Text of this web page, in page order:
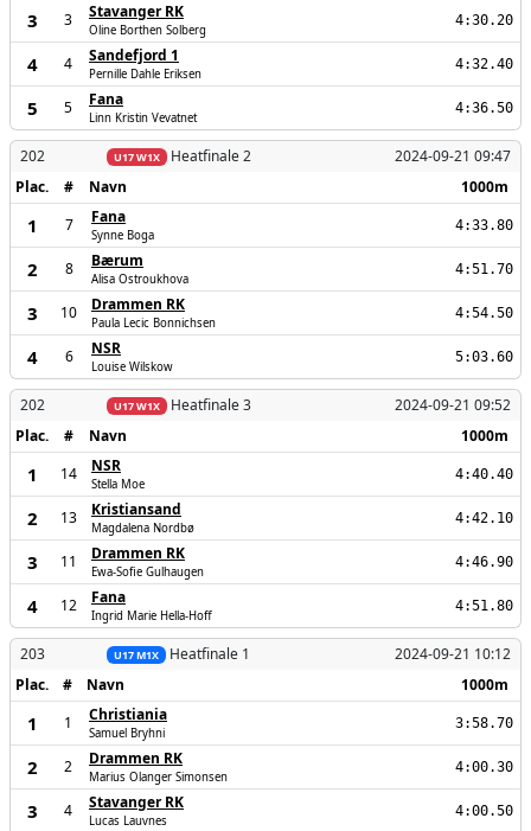
3 3 Stavanger RK
Oline Borthen Solberg
4:30.20
4 4 Sandefjord 1
Pernille Dahle Eriksen
4:32.40
5 5 Fana
Linn Kristin Vevatnet
4:36.50
202 U17 W1X Heatfinale 2
2024-09-21 09:47
Plac.
# Navn 1000m
1 7 Fana
Synne Boga
4:33.80
2 8 Bærum
Alisa Ostroukhova
4:51.70
3 10 Drammen RK
Paula Lecic Bonnichsen
4:54.50
4 6 NSR
Louise Wilskow
5:03.60
202 U17 W1X Heatfinale 3
2024-09-21 09:52
Plac.
# Navn 1000m
1 14 NSR
Stella Moe
4:40.40
2 13 Kristiansand
Magdalena Nordbø
4:42.10
3 11 Drammen RK
Ewa-Sofie Gulhaugen
4:46.90
4 12 Fana
Ingrid Marie Hella-Hoff
4:51.80
203 U17 M1X Heatfinale 1
2024-09-21 10:12
Plac.
# Navn 1000m
1 1 Christiania
Samuel Bryhni
3:58.70
2 2 Drammen RK
Marius Olanger Simonsen
4:00.30
3 4 Stavanger RK
Lucas Lauvnes
4:00.50